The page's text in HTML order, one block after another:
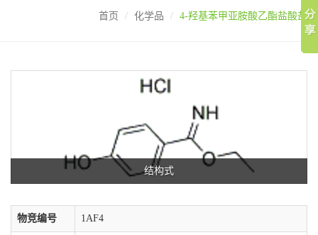
首页 化学品 4-羟基苯甲亚胺酸乙酯盐酸盐
结构式
物竞编号 1AF4